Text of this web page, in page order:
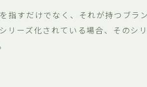
指すだけでなく、それが持つブラ
リーズ化されている場合、そのシ